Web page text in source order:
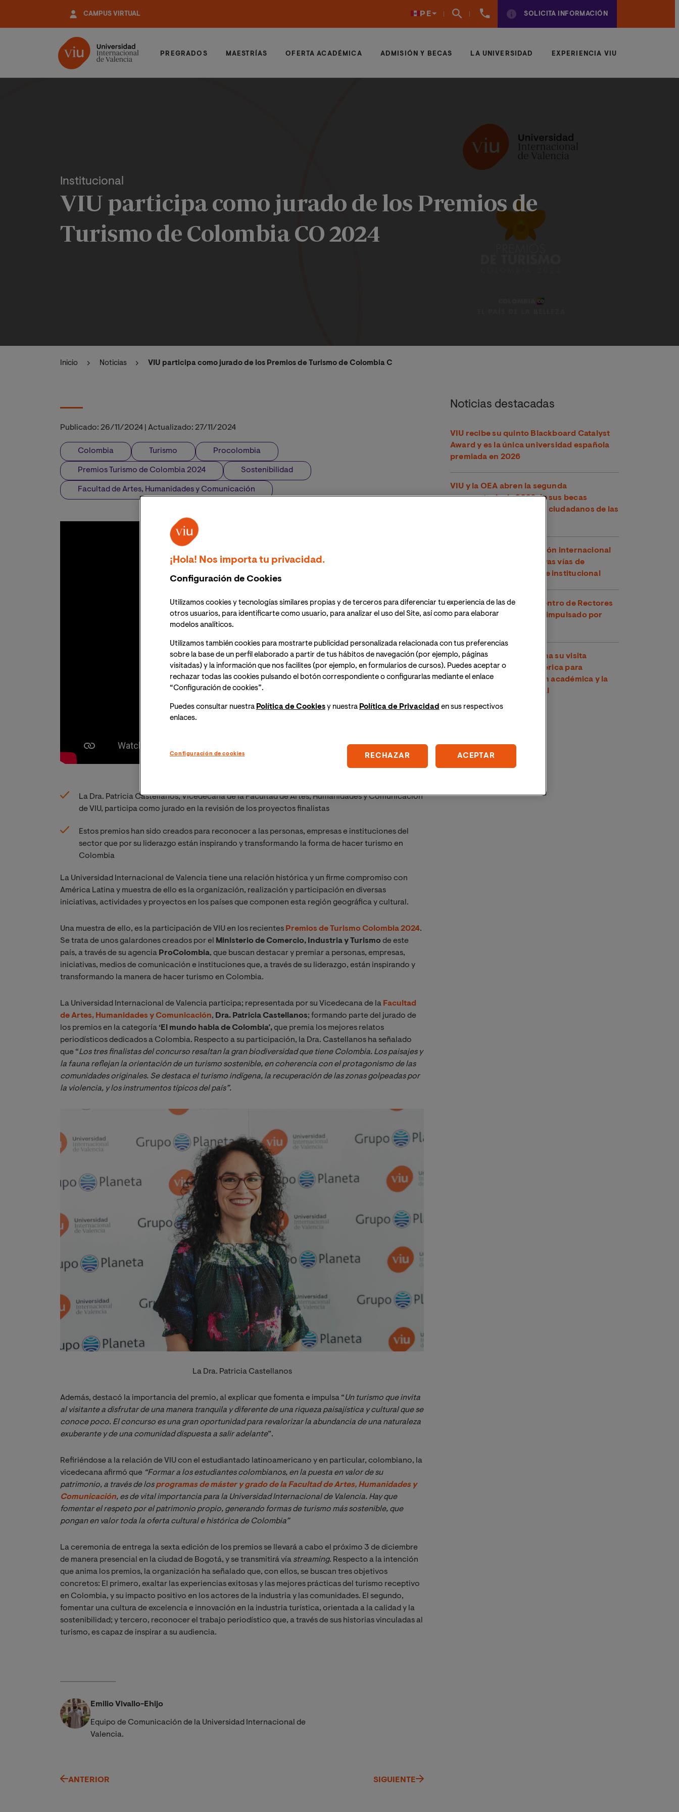
contenido
CAMPUS VIRTUAL PE
961
SOLICITA INFORMACIÓN
PREGRADOS MAESTRÍAS OFERTA ACADÉMICA ADMISIÓN Y BECAS LA UNIVERSIDAD EXPERIENCIA VIU
Institucional
VIU participa como jurado de los Premios de
Turismo de Colombia CO 2024
Inicio Noticias VIU participa como jurado de los Premios de Turismo de Colombia CO 2024
Publicado: 26/11/2024 Actualizado: 27/11/2024
Colombia Turismo Procolombia
Premios Turismo de Colombia 2024 Sostenibilidad
Facultad de Artes, Humanidades y Comunicación
La Dra. Patricia Castellanos, Vicedecana de la Facultad de Artes, Humanidades y Comunicación
de VIU, participa como jurado en la revisión de los proyectos finalistas
Estos premios han sido creados para reconocer a las personas, empresas e instituciones del
sector que por su liderazgo están inspirando y transformando la forma de hacer turismo en
Colombia
La Universidad Internacional de Valencia tiene una relación histórica y un firme compromiso con
América Latina y muestra de ello es la organización, realización y participación en diversas
iniciativas, actividades y proyectos en los países que componen esta región geográfica y cultural.
Una muestra de ello, es la participación de VIU en los recientes Premios de Turismo Colombia 2024.
Se trata de unos galardones creados por el
Ministerio de Comercio, Industria y Turismode este
país, a través de su agencia ProColombia, que buscan destacar y premiar a personas, empresas,
iniciativas, medios de comunicación e instituciones que, a través de su liderazgo, están inspirando y
transformando la manera de hacer turismo en Colombia.
La Universidad Internacional de Valencia participa; representada por su Vicedecana de la Facultad
de Artes, Humanidades y Comunicación, Dra. Patricia Castellanos; formando parte del jurado de
los premios en la categoría‘El mundo habla de Colombia’,que premia los mejores relatos
periodísticos dedicados a Colombia. Respecto a su participación, la Dra. Castellanos ha señalado
que “Los tres finalistas del concurso resaltan la gran biodiversidad que tiene Colombia. Los paisajes y
la fauna reflejan la orientación de un turismo sostenible, en coherencia con el protagonismo de las
comunidades originales. Se destaca el turismo indígena, la recuperación de las zonas golpeadas por
la violencia, y los instrumentos típicos del país”.
La Dra. Patricia Castellanos
Además, destacó la importancia del premio, al explicar que fomenta e impulsa “Un turismo que invita
al visitante a disfrutar de una manera tranquila y diferente de una riqueza paisajística y cultural que se
conoce poco. El concurso es una gran oportunidad para revalorizar la abundancia de una naturaleza
exuberante y de una comunidad dispuesta a salir adelante”.
Refiriéndose a la relación de VIU con el estudiantado latinoamericano y en particular, colombiano, la
vicedecana afirmó que “Formar a los estudiantes colombianos, en la puesta en valor de su
patrimonio, a través de los programas de máster y grado de la Facultad de Artes, Humanidades y
Comunicación, es de vital importancia para la Universidad Internacional de Valencia. Hay que
fomentar el respeto por el patrimonio propio, generando formas de turismo más sostenible, que
pongan en valor toda la oferta cultural e histórica de Colombia”
La ceremonia de entrega la sexta edición de los premios se llevará a cabo el próximo 3 de diciembre
de manera presencial en la ciudad de Bogotá, y se transmitirá vía streaming. Respecto a la intención
que anima los premios, la organización ha señalado que, con ellos, se buscan tres objetivos
concretos: El primero, exaltar las experiencias exitosas y las mejores prácticas del turismo receptivo
en Colombia, y su impacto positivo en los actores de la industria y las comunidades. El segundo,
fomentar una cultura de excelencia e innovación en la industria turística, orientada a la calidad y la
sostenibilidad; y tercero, reconocer el trabajo periodístico que, a través de sus historias vinculadas al
turismo, es capaz de inspirar a su audiencia.
Emilio Vivallo-Ehijo
Equipo de Comunicación de la Universidad Internacional de
Valencia.
ANTERIOR SIGUIENTE
Noticias destacadas
VIU recibe su quinto Blackboard Catalyst
Award y es la única universidad española
premiada en 2026
VIU y la OEA abren la segunda
convocatoria de 2026 de sus becas
conjuntas, dirigidas a los ciudadanos de las
VIU refuerza su proyección internacional
en Perú explorando nuevas vías de
cooperación académica e institucional
VIU participa en el Encuentro de Rectores
y Rectoras Perú-España impulsado por
VIU continúa en Argentina su visita
institucional a Latinoamérica para
fortalecer la cooperación académica y la
proyección internacional
¡Hola! Nos importa tu privacidad.
Configuración de Cookies
Utilizamos cookies y tecnologías similares propias y de terceros para diferenciar tu experiencia de las de
otros usuarios, para identificarte como usuario, para analizar el uso del Site, así como para elaborar
modelos analíticos.
Utilizamos también cookies para mostrarte publicidad personalizada relacionada con tus preferencias
sobre la base de un perfil elaborado a partir de tus hábitos de navegación (por ejemplo, páginas
visitadas) y la información que nos facilites (por ejemplo, en formularios de cursos). Puedes aceptar o
rechazar todas las cookies pulsando el botón correspondiente o configurarlas mediante el enlace
“Configuración de cookies”.
Puedes consultar nuestra Política de Cookiesy nuestra Política de Privacidad en sus respectivos
enlaces.
Configuración de cookies RECHAZAR ACEPTAR